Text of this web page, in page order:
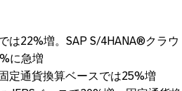
は22%増。SAP S/4HANA®クラウ
に急増
定通貨換算ベースでは25%増